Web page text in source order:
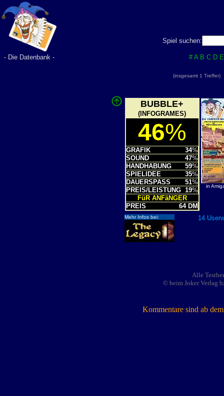
Spiel suchen:
# A B C D E
- Die Datenbank -
(insgesamt 1
BUBBLE+
(INFOGRAMES)
46%
GRAFIK 34%
SOUND
47%
HANDHABUNG
59%
SPIELIDEE
35%
DAUERSPASS
51%
PREIS/LEISTUNG 19%
FüR ANFäNGER
PREIS
64 DM
in
Mehr Infos bei: 14
Alle
© beim Joker Verlag
Kommentare sind ab